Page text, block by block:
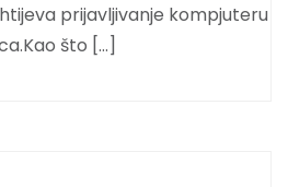
prijavljivanje kompjuteru
što […]